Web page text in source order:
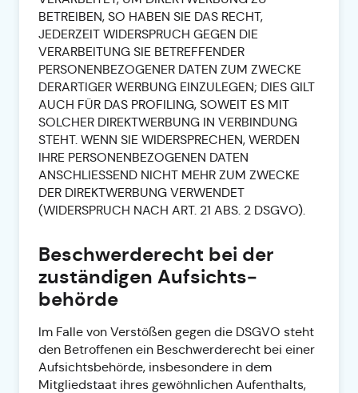
BETREIBEN, SO HABEN SIE DAS RECHT,
JEDERZEIT WIDERSPRUCH GEGEN DIE
VERARBEITUNG SIE BETREFFENDER
PERSONENBEZOGENER DATEN ZUM ZWECKE
DERARTIGER WERBUNG EINZULEGEN; DIES GILT
AUCH FÜR DAS PROFILING, SOWEIT ES MIT
SOLCHER DIREKTWERBUNG IN VERBINDUNG
STEHT. WENN SIE WIDERSPRECHEN, WERDEN
IHRE PERSONENBEZOGENEN DATEN
ANSCHLIESSEND NICHT MEHR ZUM ZWECKE
DER DIREKTWERBUNG VERWENDET
(WIDERSPRUCH NACH ART. 21 ABS. 2 DSGVO).
Beschwerde­recht bei der
zuständigen Aufsichts­
behörde
Im Falle von Verstößen gegen die DSGVO steht
den Betroffenen ein Beschwerderecht bei einer
Aufsichtsbehörde, insbesondere in dem
Mitgliedstaat ihres gewöhnlichen Aufenthalts,